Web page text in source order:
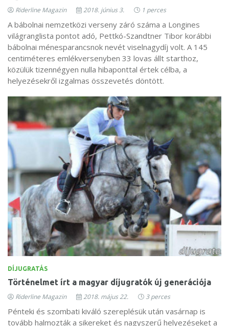
Riderline Magazin 2018. június 3. 1 perces
A bábolnai nemzetközi verseny záró száma a Longines
világranglista pontot adó, Pettkó-Szandtner Tibor korábbi
bábolnai ménesparancsnok nevét visel​nagydíj volt. A 145
centiméteres emlékversenyben 33 lovas állt starthoz,
közülük tizennégyen nulla hibaponttal értek célba, a
helyezésekről izgalmas összevetés döntött.​
DÍJUGRATÁS
Történelmet írt a magyar díjugratók új generációja
Riderline Magazin 2018. május 22. 3 perces
​Pénteki és szombati kiváló szereplésük után vasárnap is
tovább halmozták a sikereket és nagyszerű helyezéseket a